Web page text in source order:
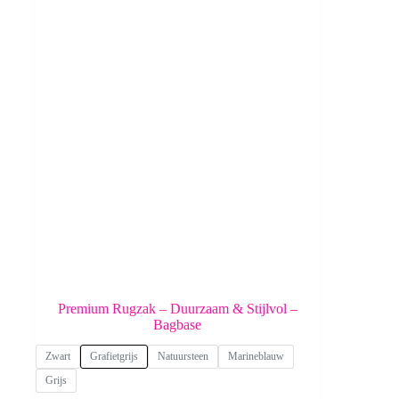
Premium Rugzak – Duurzaam & Stijlvol –
Bagbase
Zwart Grafietgrijs Natuursteen
Marineblauw
Grijs